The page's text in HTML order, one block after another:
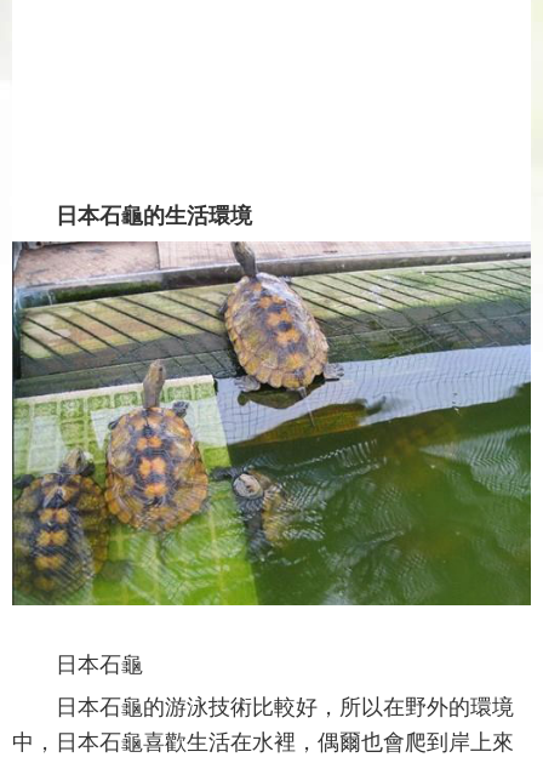
日本石龜的生活環境
日本石龜
日本石龜的游泳技術比較好，所以在野外的環境
中，日本石龜喜歡生活在水裡，偶爾也會爬到岸上來